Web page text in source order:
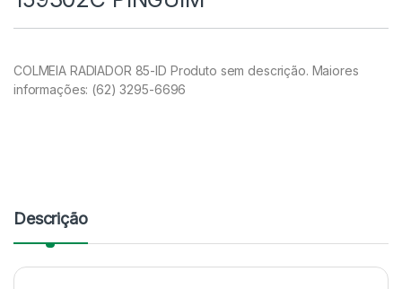
COLMEIA RADIADOR 85-ID Produto sem descrição. Maiores
informações: (62) 3295-6696
Descrição